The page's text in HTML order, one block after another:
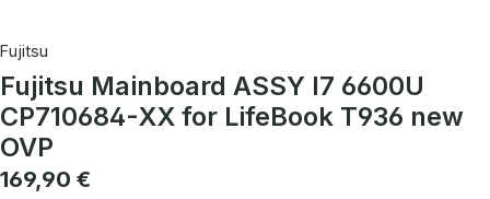
Fujitsu
Fujitsu Mainboard ASSY I7 6600U
CP710684-XX for LifeBook T936 new
OVP
Regulärer Preis:
169,90 €